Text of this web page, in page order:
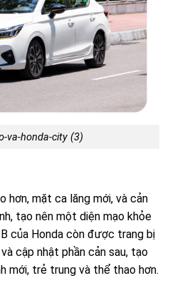
va-honda-city (3)
hơn, mặt ca lăng mới, và cản
tạo nên một diện mạo khỏe
B của Honda còn được trang bị
cập nhật phần cản sau, tạo
mới, trẻ trung và thể thao hơn.